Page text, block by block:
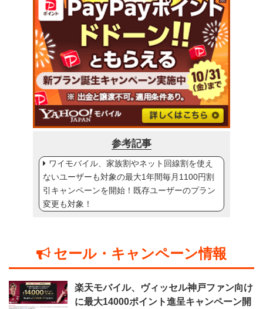
参考記事
ワイモバイル、家族割やネット回線割を使え
ないユーザーも対象の最大1年間毎月1100円割
引キャンペーンを開始！既存ユーザーのプラン
変更も対象！
セール・キャンペーン情報
楽天モバイル、ヴィッセル神戸ファン向け
に最大14000ポイント進呈キャンペーン開